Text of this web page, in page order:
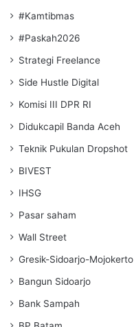
#Kamtibmas
#Paskah2026
Strategi Freelance
Side Hustle Digital
Komisi III DPR RI
Didukcapil Banda Aceh
Teknik Pukulan Dropshot
BIVEST
IHSG
Pasar saham
Wall Street
Gresik-Sidoarjo-Mojokerto
Bangun Sidoarjo
Bank Sampah